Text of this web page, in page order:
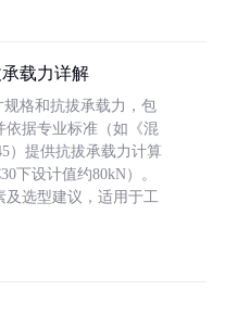
载力详解
格和抗拔承载力，包
依据专业标准（如《混
）提供抗拔承载力计算
下设计值约80kN）。
及选型建议，适用于工